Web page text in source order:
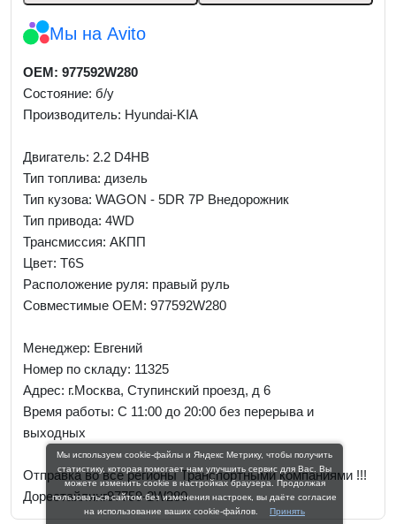
Мы на Avito
OEM: 977592W280
Состояние: б/у
Производитель: Hyundai-KIA
Двигатель: 2.2 D4HB
Тип топлива: дизель
Тип кузова: WAGON - 5DR 7P Внедорожник
Тип привода: 4WD
Трансмиссия: AКПП
Цвет: T6S
Расположение руля: правый руль
Совместимые OEM: 977592W280
Менеджер: Евгений
Номер по складу: 11325
Адрес: г.Москва, Ступинский проезд, д 6
Время работы: С 11:00 до 20:00 без перерыва и
выходных
Отправка во все регионы Транспортными компаниями !!!
Дорестайлинг97759-2W280
Мы используем cookie-файлы и Яндекс Метрику, чтобы получить
статистику, которая помогает нам улучшить сервис для Вас. Вы
можете изменить cookie в настройках браузера. Продолжая
пользоваться сайтом без изменения настроек, вы даёте согласие
на использование ваших cookie-файлов.
Принять